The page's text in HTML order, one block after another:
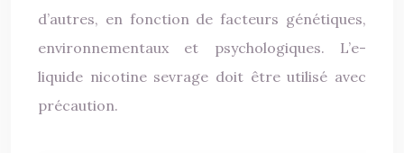
d’autres, en fonction de facteurs génétiques,
environnementaux et psychologiques. L’e-
liquide nicotine sevrage doit être utilisé avec
précaution.